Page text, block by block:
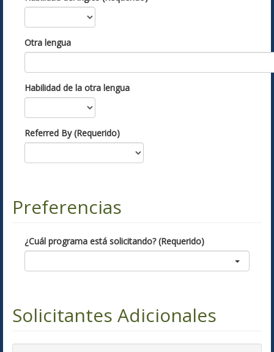
Otra lengua
Habilidad de la otra lengua
Referred By (Requerido)
Preferencias
¿Cuál programa está solicitando? (Requerido)
Solicitantes Adicionales